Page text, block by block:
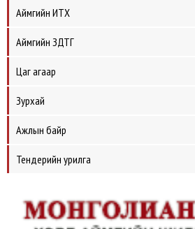
Аймгийн ИТХ
Аймгийн ЗДТГ
Цаг агаар
Зурхай
Ажлын байр
Тендерийн урилга